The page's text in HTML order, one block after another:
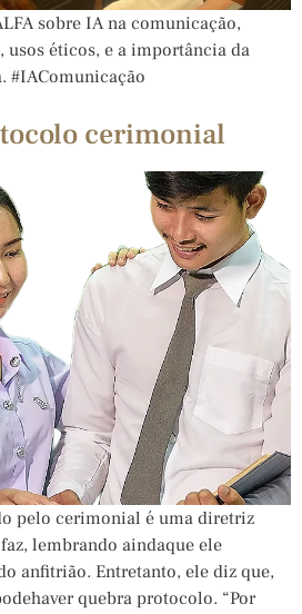
sobre IA na comunicação,
éticos, e a importância da
#IAComunicação
cerimonial
pelo cerimonial é uma diretriz
lembrando aindaque ele
anfitrião. Entretanto, ele diz que,
quebra protocolo. “Por